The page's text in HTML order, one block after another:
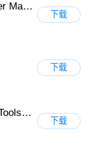
驱动备份还原工具（Driver Magician）v4.0汉化免费版
下载
下载
精灵虚拟光驱（Daemon Tools）4.49.1破解版
下载